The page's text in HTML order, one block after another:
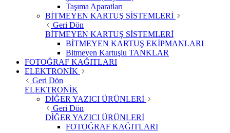
Taşıma Aparatları
BİTMEYEN KARTUŞ SİSTEMLERİ
Geri Dön
BİTMEYEN KARTUŞ SİSTEMLERİ
BİTMEYEN KARTUŞ EKİPMANLARI
Bitmeyen Kartuşlu TANKLAR
FOTOĞRAF KAĞITLARI
ELEKTRONİK
Geri Dön
ELEKTRONİK
DİĞER YAZICI ÜRÜNLERİ
Geri Dön
DİĞER YAZICI ÜRÜNLERİ
FOTOĞRAF KAĞITLARI